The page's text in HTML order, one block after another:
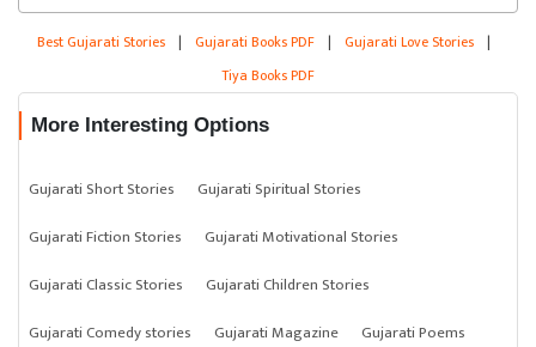
Best Gujarati Stories | Gujarati Books PDF | Gujarati Love Stories |
Tiya Books PDF
More Interesting Options
Gujarati Short Stories
Gujarati Spiritual Stories
Gujarati Fiction Stories
Gujarati Motivational Stories
Gujarati Classic Stories
Gujarati Children Stories
Gujarati Comedy stories
Gujarati Magazine
Gujarati Poems